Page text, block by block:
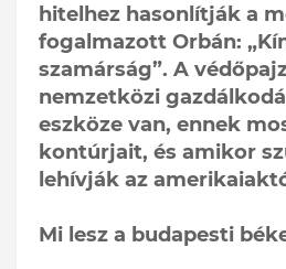
hitelhez hasonlítják a
fogalmazott Orbán:
szamárság”. A
nemzetközi
eszköze van, ennek
kontúrjait, és amikor
lehívják az
Mi lesz a budapesti